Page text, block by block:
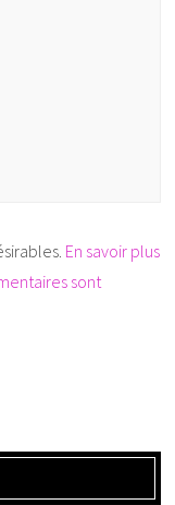
En savoir plus
sont